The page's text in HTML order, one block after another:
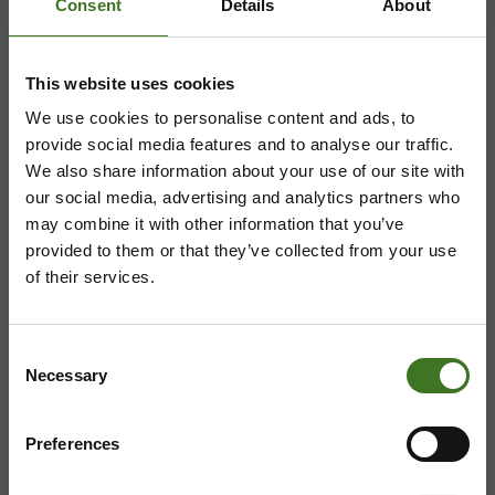
Consent Details About
This website uses cookies
We use cookies to personalise content and ads, to
provide social media features and to analyse our traffic.
We also share information about your use of our site with
our social media, advertising and analytics partners who
may combine it with other information that you’ve
provided to them or that they’ve collected from your use
of their services.
Selection
Necessary
Preferences
Mustantie 500, 87900 Kajaani
044 710 0425 ,majasaari@ekokymppi.fi
Avoinna ma 8 - 18, ti - pe 8 - 16
Saavutettavuusseloste Tietosuojaselosteita